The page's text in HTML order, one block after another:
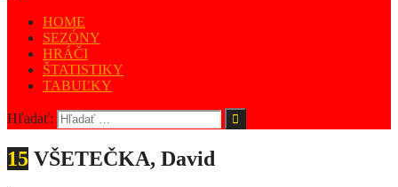
HOME
SEZÓNY
HRÁČI
ŠTATISTIKY
TABUĽKY
Hľadať:
15 VŠETEČKA, David